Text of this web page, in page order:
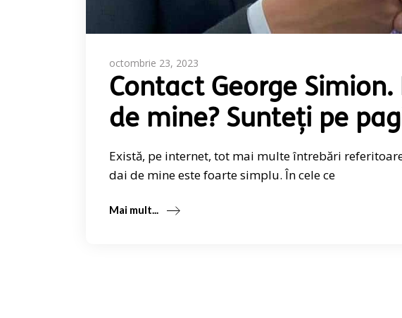
octombrie 23, 2023
Contact George
de mine? Sunteți pe
Există, pe internet, tot mai multe întrebări
dai de mine este foarte simplu. În cele ce
Mai mult...